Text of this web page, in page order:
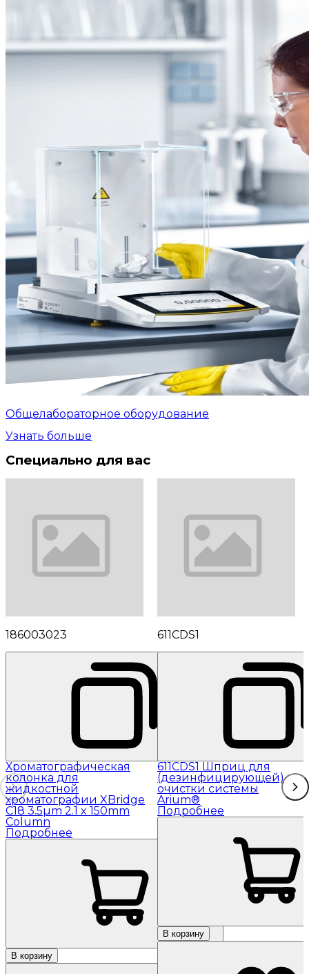
Общелабораторное оборудование
Узнать больше
Специально для вас
186003023
Хроматографическая
колонка для
жидкостной
хроматографии XBridge
C18 3.5µm 2.1 x 150mm
Column
Подробнее
В корзину
611CDS1
611CDS1 Шприц для
(дезинфицирующей)
очистки системы
Arium®
Подробнее
В корзину